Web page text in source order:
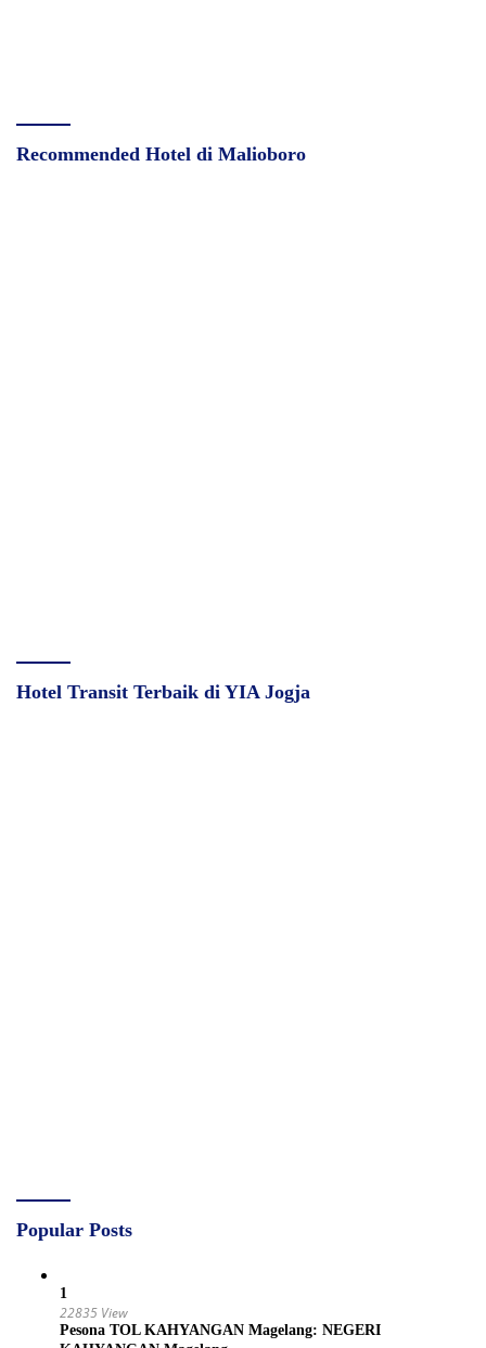
Recommended Hotel di Malioboro
Hotel Transit Terbaik di YIA Jogja
Popular Posts
1
22835 View
Pesona TOL KAHYANGAN Magelang: NEGERI